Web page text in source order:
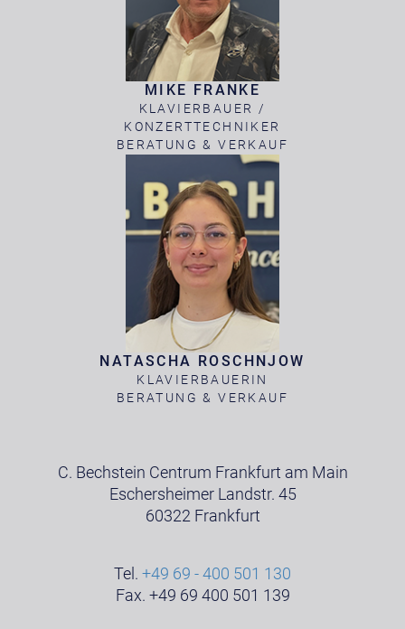
MIKE FRANKE
KLAVIERBAUER /
KONZERTTECHNIKER
BERATUNG & VERKAUF
NATASCHA ROSCHNJOW
KLAVIERBAUERIN
BERATUNG & VERKAUF
C. Bechstein Centrum Frankfurt am Main
Eschersheimer Landstr. 45
60322 Frankfurt
Tel. +49 69 - 400 501 130
Fax. +49 69 400 501 139